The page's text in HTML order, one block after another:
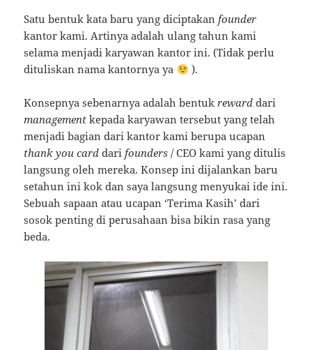
Satu bentuk kata baru yang diciptakanfounder
kantor kami. Artinya adalah ulang tahun kami
selama menjadi karyawan kantor ini. (Tidak perlu
dituliskan nama kantornya ya
).
Konsepnya sebenarnya adalah bentukrewarddari
managementkepada karyawan tersebut yang telah
menjadi bagian dari kantor kami berupa ucapan
thank you card darifounders / CEO kami yang ditulis
langsung oleh mereka. Konsep ini dijalankan baru
setahun ini kok dan saya langsung menyukai ide ini.
Sebuah sapaan atau ucapan ‘Terima Kasih’ dari
sosok penting di perusahaan bisa bikin rasa yang
beda.